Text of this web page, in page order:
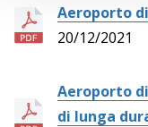
Aeroporto
20/12/2021
Aeroporto
di lunga